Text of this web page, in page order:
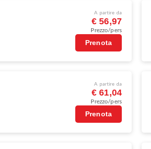
A partire da
€ 56,97
Prezzo/pers
Prenota
A partire da
€ 61,04
Prezzo/pers
Prenota